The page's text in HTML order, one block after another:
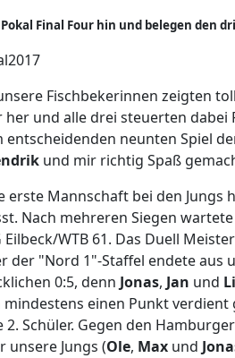
Final Four hin und belegen den
Fischbekerinnen zeigten
her und alle drei steuerten dabei
entscheidenden neunten Spiel
und mir richtig Spaß
erste Mannschaft bei den Jungs
Nach mehreren Siegen
Eilbeck/WTB 61. Das Duell
der "Nord 1"-Staffel endete aus
0:5, denn Jonas, Jan und
einen Punkt
2. Schüler. Gegen den
unsere Jungs (Ole, Max und